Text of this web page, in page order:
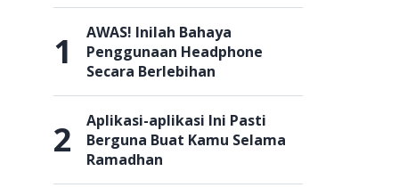
1
AWAS! Inilah Bahaya
Penggunaan Headphone
Secara Berlebihan
2
Aplikasi-aplikasi Ini Pasti
Berguna Buat Kamu Selama
Ramadhan